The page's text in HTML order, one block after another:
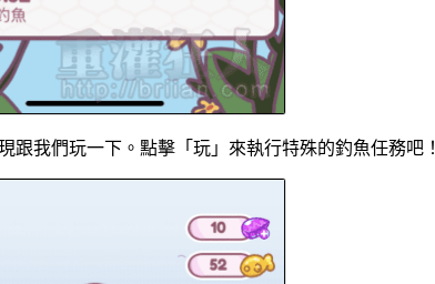
我們玩一下。點擊「玩」來執行特殊的釣魚任務吧！